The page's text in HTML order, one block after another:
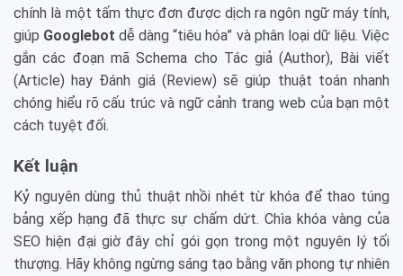
chính là một tấm thực đơn được dịch ra ngôn ngữ máy tính,
giúp Googlebot dễ dàng “tiêu hóa” và phân loại dữ liệu. Việc
gắn các đoạn mã Schema cho Tác giả (Author), Bài viết
(Article) hay Đánh giá (Review) sẽ giúp thuật toán nhanh
chóng hiểu rõ cấu trúc và ngữ cảnh trang web của bạn một
cách tuyệt đối.
Kết luận
Kỷ nguyên dùng thủ thuật nhồi nhét từ khóa để thao túng
bảng xếp hạng đã thực sự chấm dứt. Chìa khóa vàng của
SEO hiện đại giờ đây chỉ gói gọn trong một nguyên lý tối
thượng. Hãy không ngừng sáng tạo bằng văn phong tự nhiên